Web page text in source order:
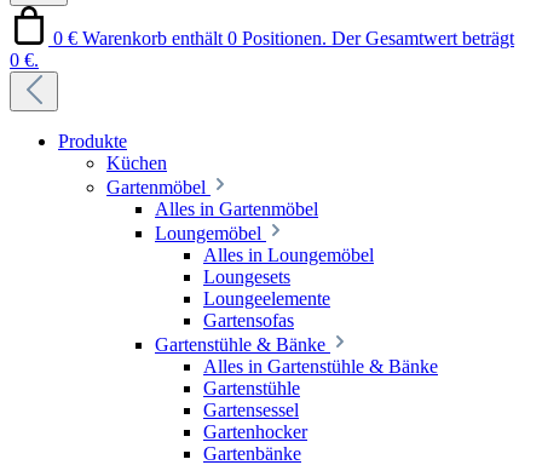
0 € Warenkorb enthält 0 Positionen. Der Gesamtwert beträgt
0 €.
Produkte
Küchen
Gartenmöbel
Alles in Gartenmöbel
Loungemöbel
Alles in Loungemöbel
Loungesets
Loungeelemente
Gartensofas
Gartenstühle & Bänke
Alles in Gartenstühle & Bänke
Gartenstühle
Gartensessel
Gartenhocker
Gartenbänke